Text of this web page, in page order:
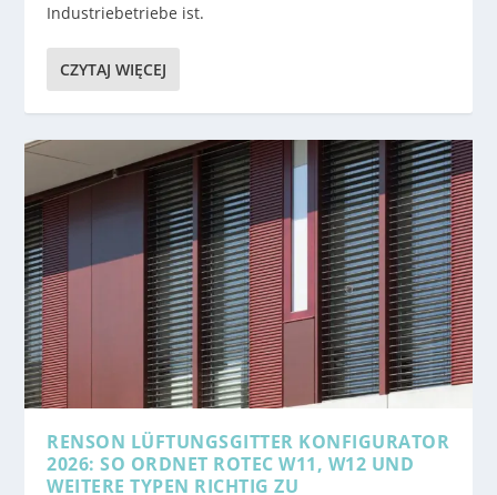
Industriebetriebe ist.
CZYTAJ WIĘCEJ
RENSON LÜFTUNGSGITTER KONFIGURATOR
2026: SO ORDNET ROTEC W11, W12 UND
WEITERE TYPEN RICHTIG ZU